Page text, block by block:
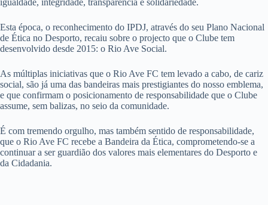
igualdade, integridade, transparência e solidariedade.
Esta época, o reconhecimento do IPDJ, através do seu Plano Nacional
de Ética no Desporto, recaiu sobre o projecto que o Clube tem
desenvolvido desde 2015: o Rio Ave Social.
As múltiplas iniciativas que o Rio Ave FC tem levado a cabo, de cariz
social, são já uma das bandeiras mais prestigiantes do nosso emblema,
e que confirmam o posicionamento de responsabilidade que o Clube
assume, sem balizas, no seio da comunidade.
É com tremendo orgulho, mas também sentido de responsabilidade,
que o Rio Ave FC recebe a Bandeira da Ética, comprometendo-se a
continuar a ser guardião dos valores mais elementares do Desporto e
da Cidadania.